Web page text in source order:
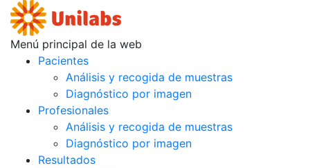
Menú principal de la web
Pacientes
Análisis y recogida de muestras
Diagnóstico por imagen
Profesionales
Análisis y recogida de muestras
Diagnóstico por imagen
Resultados